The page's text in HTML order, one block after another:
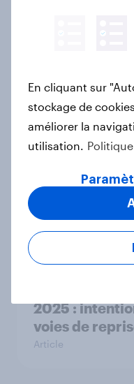
Français
entre calme
Octobre Rose
campagnes,
Article
2025 :
voies de
Article
En cliquant sur
stockage de
améliorer la
utilisation.